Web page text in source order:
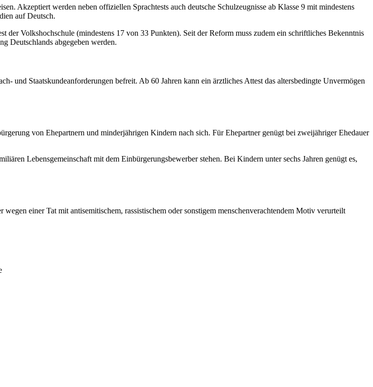
Akzeptiert werden neben offiziellen Sprachtests auch deutsche Schulzeugnisse ab Klasse 9 mit mindestens
auf Deutsch.
der Volkshochschule (mindestens 17 von 33 Punkten). Seit der Reform muss zudem ein schriftliches Bekenntnis
Deutschlands abgegeben werden.
und Staatskundeanforderungen befreit. Ab 60 Jahren kann ein ärztliches Attest das altersbedingte Unvermögen
von Ehepartnern und minderjährigen Kindern nach sich. Für Ehepartner genügt bei zweijähriger Ehedauer
Lebensgemeinschaft mit dem Einbürgerungsbewerber stehen. Bei Kindern unter sechs Jahren genügt es,
einer Tat mit antisemitischem, rassistischem oder sonstigem menschenverachtendem Motiv verurteilt